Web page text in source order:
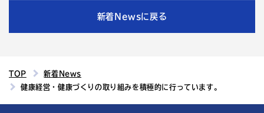
新着Newsに戻る
TOP
新着News
健康経営・健康づくりの取り組みを積極的に行っています。